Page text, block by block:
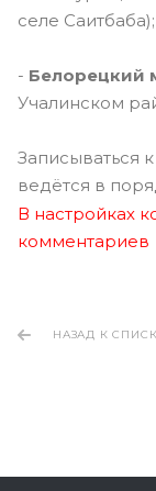
селе Саитбаба);
- Белорецкий
Учалинском
Записываться
ведётся в
В настройках
комментариев
НАЗАД К